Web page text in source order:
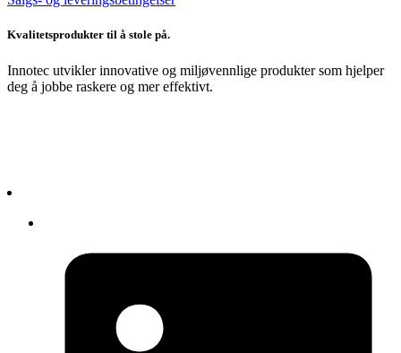
Kvalitetsprodukter til å stole på.
Innotec utvikler innovative og miljøvennlige produkter som hjelper
deg å jobbe raskere og mer effektivt.